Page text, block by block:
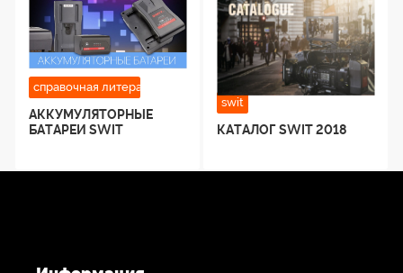
справочная литература производителей
АККУМУЛЯТОРНЫЕ
БАТАРЕИ SWIT
swit
КАТАЛОГ SWIT 2018